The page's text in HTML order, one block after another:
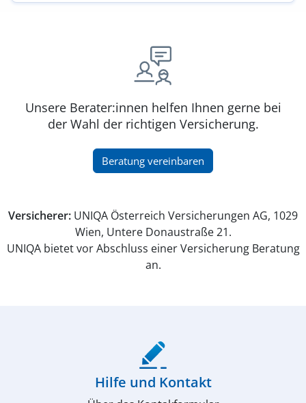
Unsere Berater:innen helfen Ihnen gerne bei
der Wahl der richtigen Versicherung.
Beratung vereinbaren
(öffnet in neuem Fenster)
Versicherer: UNIQA Österreich Versicherungen AG, 1029
Wien, Untere Donaustraße 21.
UNIQA bietet vor Abschluss einer Versicherung Beratung
an.
Hilfe und Kontakt